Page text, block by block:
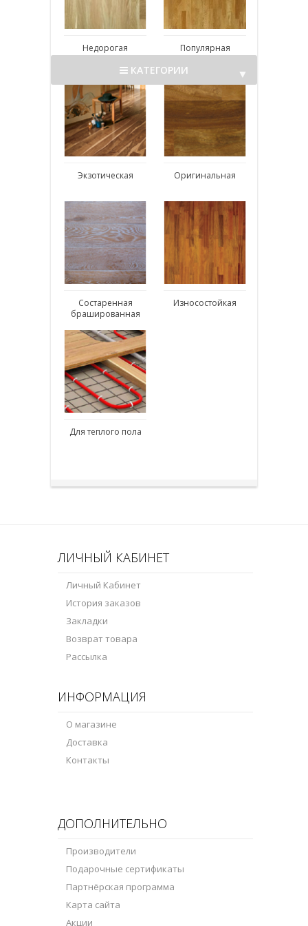
КАТЕГОРИИ ▼
▼
Недорогая Популярная
Экзотическая Оригинальная
Состаренная
брашированная
Износостойкая
Для теплого пола
ЛИЧНЫЙ КАБИНЕТ
Личный Кабинет
История заказов
Закладки
Возврат товара
Рассылка
ИНФОРМАЦИЯ
О магазине
Доставка
Контакты
ДОПОЛНИТЕЛЬНО
Производители
Подарочные сертификаты
Партнёрская программа
Карта сайта
Акции